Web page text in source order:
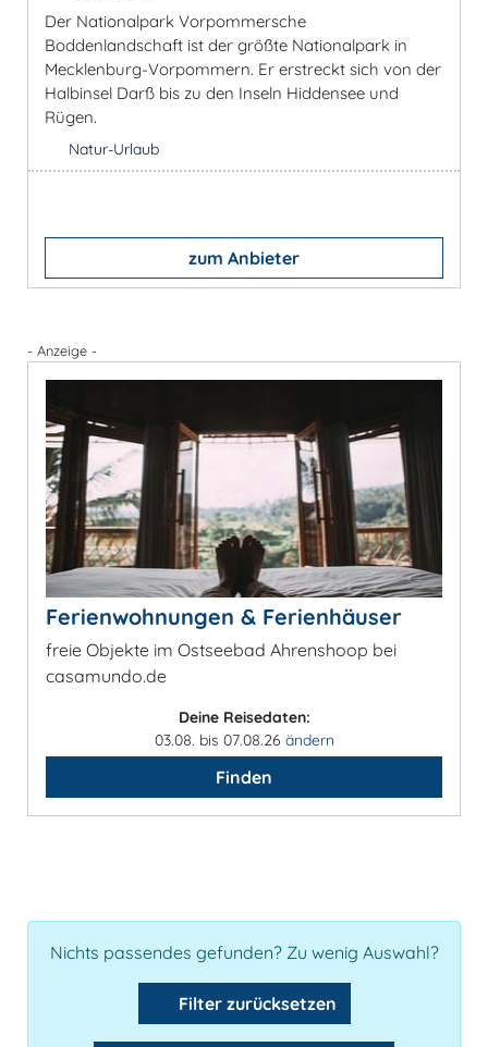
Der Nationalpark Vorpommersche
Boddenlandschaft ist der größte Nationalpark in
Mecklenburg-Vorpommern. Er erstreckt sich von der
Halbinsel Darß bis zu den Inseln Hiddensee und
Rügen.
Natur-Urlaub
zum Anbieter
- Anzeige -
Ferienwohnungen & Ferienhäuser
freie Objekte im Ostseebad Ahrenshoop bei
casamundo.de
Deine Reisedaten:
03.08. bis 07.08.26 ändern
Finden
Nichts passendes gefunden? Zu wenig Auswahl?
Filter zurücksetzen